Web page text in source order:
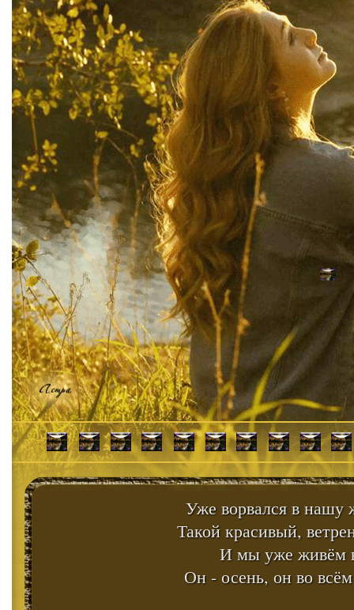
Уже ворвался в нашу
Такой красивый,
И мы уже живём
Он - осень, он во